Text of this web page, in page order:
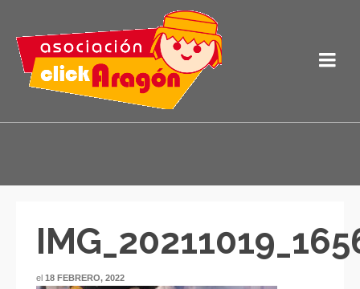
el 18 FEBRERO, 2022